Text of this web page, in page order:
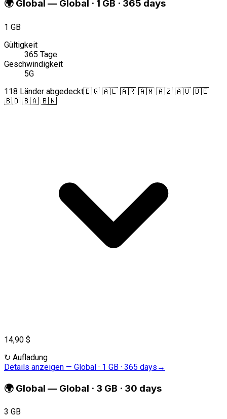
🌍 Global — Global · 1 GB · 365 days
1 GB
Gültigkeit
365 Tage
Geschwindigkeit
5G
118 Länder abgedeckt🇪🇬 🇦🇱 🇦🇷 🇦🇲 🇦🇿 🇦🇺 🇧🇪
🇧🇴 🇧🇦 🇧🇼
14,90 $
↻ Aufladung
Details anzeigen — Global · 1 GB · 365 days →
🌍 Global — Global · 3 GB · 30 days
3 GB